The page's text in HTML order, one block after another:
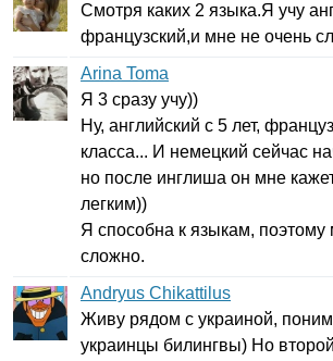
Смотря каких 2 языка.Я учу
французский,и мне не очень
Arina Toma
Я 3 сразу учу))
Ну, английский с 5 лет,
класса... И немецкий сейчас
но после инглиша он мне
легким))
Я способна к языкам, поэтому
сложно.
Andryus Chikattilus
Живу рядом с украиной,
украинцы билингвы) Но